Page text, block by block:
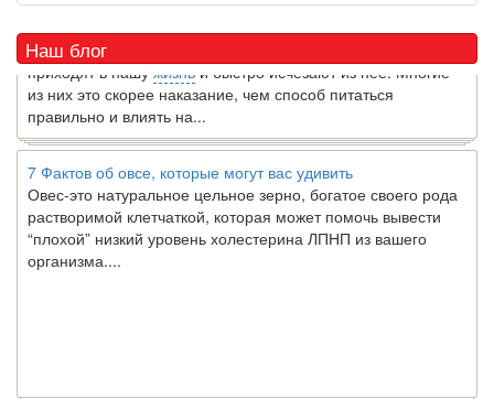
Наш блог
Какдиетолог, я вижу, что многие причудливые диеты
приходят в нашужизньи быстро исчезают из нее. Многие
из них это скорее наказание, чем способ питаться
правильно и влиять на...
7 Фактов об овсе, которые могут вас удивить
Овес-это натуральное цельное зерно, богатое своего рода
растворимой клетчаткой, которая может помочь вывести
“плохой” низкий уровень холестерина ЛПНП из вашего
организма....